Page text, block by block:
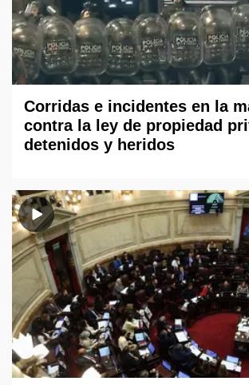
Corridas e incidentes en la
contra la ley de propiedad
detenidos y heridos